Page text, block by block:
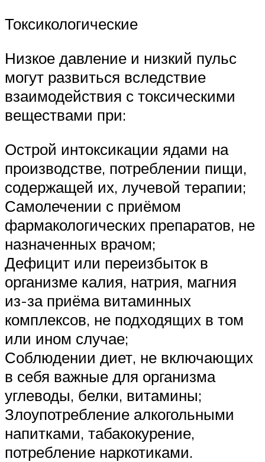
Токсикологические
Низкое давление и низкий пульс
могут развиться вследствие
взаимодействия с токсическими
веществами при:
Острой интоксикации ядами на
производстве, потреблении пищи,
содержащей их, лучевой терапии;
Самолечении с приёмом
фармакологических препаратов, не
назначенных врачом;
Дефицит или переизбыток в
организме калия, натрия, магния
из-за приёма витаминных
комплексов, не подходящих в том
или ином случае;
Соблюдении диет, не включающих
в себя важные для организма
углеводы, белки, витамины;
Злоупотребление алкогольными
напитками, табакокурение,
потребление наркотиками.